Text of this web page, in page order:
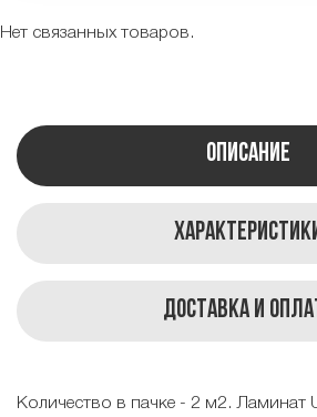
Нет связанных товаров.
Описание
Доставка и
Количество в пачке - 2 м2. Ламинат